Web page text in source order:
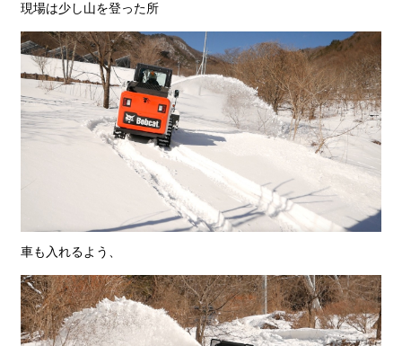
現場は少し山を登った所
車も入れるよう、